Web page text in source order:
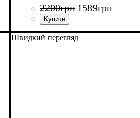
2200грн 1589грн
Швидкий перегляд